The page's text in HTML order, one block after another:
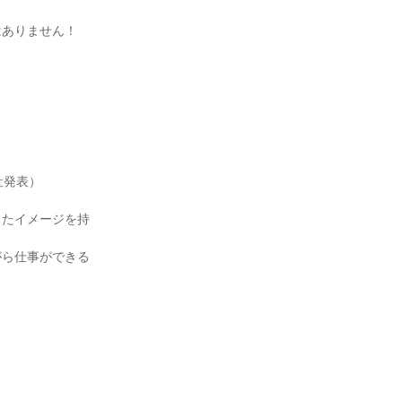
りません！
表）
イメージを持
仕事ができる